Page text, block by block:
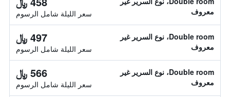
معروف
سعر الليلة شامل الرسوم
Double room، نوع السرير غير
معروف
497 ﷼
سعر الليلة شامل الرسوم
Double room، نوع السرير غير
معروف
566 ﷼
سعر الليلة شامل الرسوم